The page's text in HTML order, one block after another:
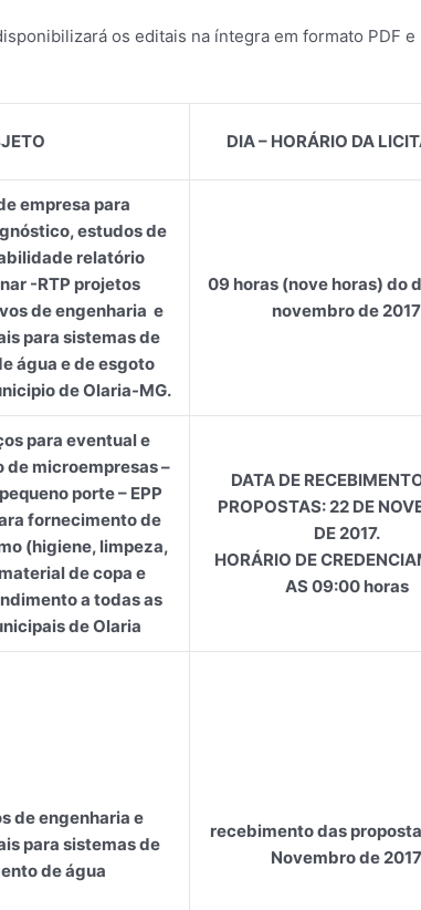
os editais na íntegra em formato PDF
DIA – HORÁRIO DA
empresa para
estudos de
relatório
-RTP projetos
de engenharia e
para sistemas de
água e de esgoto
de Olaria-MG.
09 horas (nove horas) do
novembro de 2017
para eventual e
microempresas –
porte – EPP
fornecimento de
(higiene, limpeza,
de copa e
a todas as
de Olaria
DATA DE
PROPOSTAS: 22 DE
DE 2017.
HORÁRIO DE
AS 09:00 horas
de engenharia e
para sistemas de
de água
recebimento das
Novembro de 2017